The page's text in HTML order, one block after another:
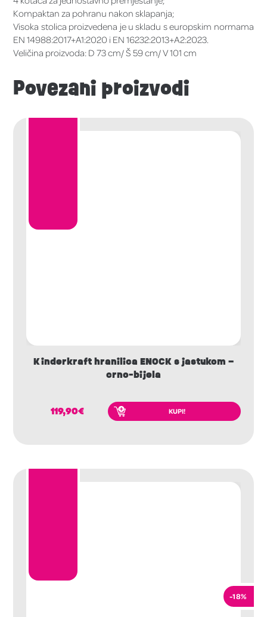
Kompaktan za pohranu nakon sklapanja;
Visoka stolica proizvedena je u skladu s europskim normama
EN 14988:2017+A1:2020 i EN 16232:2013+A2:2023.
Veličina proizvoda: D 73 cm/ Š 59 cm/ V 101 cm
Povezani proizvodi
Kinderkraft hranilica ENOCK s jastukom –
crno-bijela
119,90€ KUPI!
-18%